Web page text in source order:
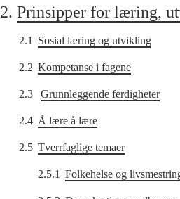
2. Prinsipper for læring,
2.1 Sosial læring og utvikling
2.2 Kompetanse i fagene
2.3 Grunnleggende ferdigheter
2.4 Å lære å lære
2.5 Tverrfaglige temaer
2.5.1 Folkehelse og